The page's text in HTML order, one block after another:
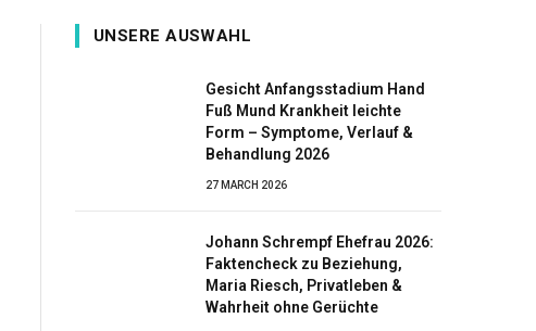
UNSERE AUSWAHL
Gesicht Anfangsstadium Hand
Fuß Mund Krankheit leichte
Form – Symptome, Verlauf &
Behandlung 2026
27 MARCH 2026
Johann Schrempf Ehefrau 2026:
Faktencheck zu Beziehung,
Maria Riesch, Privatleben &
Wahrheit ohne Gerüchte